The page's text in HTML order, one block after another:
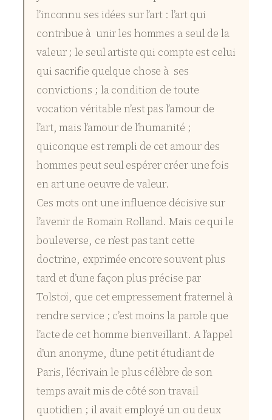
l’inconnu ses idées sur l’art : l’art qui
contribue à unir les hommes a seul de la
valeur ; le seul artiste qui compte est celui
qui sacrifie quelque chose à ses
convictions ; la condition de toute
vocation véritable n’est pas l’amour de
l’art, mais l’amour de l’humanité ;
quiconque est rempli de cet amour des
hommes peut seul espérer créer une fois
en art une oeuvre de valeur.
Ces mots ont une influence décisive sur
l’avenir de Romain Rolland. Mais ce qui le
bouleverse, ce n’est pas tant cette
doctrine, exprimée encore souvent plus
tard et d’une façon plus précise par
Tolstoï, que cet empressement fraternel à
rendre service ; c’est moins la parole que
l’acte de cet homme bienveillant. A l’appel
d’un anonyme, d’une petit étudiant de
Paris, l’écrivain le plus célèbre de son
temps avait mis de côté son travail
quotidien ; il avait employé un ou deux